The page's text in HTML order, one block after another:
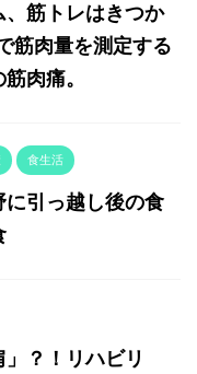
、筋トレはきつか
筋肉量を測定する
肉痛。
食生活
引っ越し後の食
？！リハビリ